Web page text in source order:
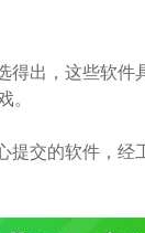
出，这些软件
。
交的软件，经